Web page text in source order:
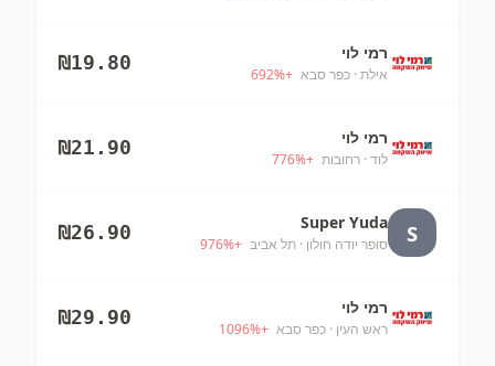
רמי לוי
אילת · כפר סבא +
692%
₪19.80
רמי לוי
לוד · רחובות +
776%
₪21.90
S
Super Yuda
סופר יודה חולון · תל אביב +
976%
₪26.90
רמי לוי
ראש העין · כפר סבא +
1096%
₪29.90